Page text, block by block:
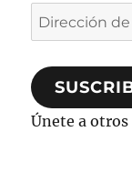
Dirección
de
correo
electrónico
Únete a